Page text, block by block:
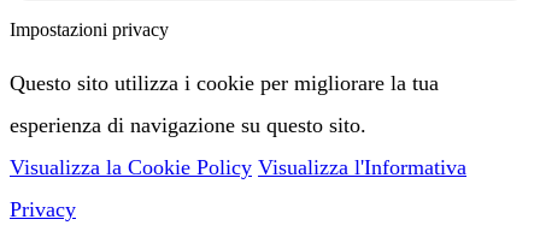
Impostazioni privacy
Questo sito utilizza i cookie per migliorare la tua
esperienza di navigazione su questo sito.
Visualizza la Cookie Policy Visualizza l'Informativa
Privacy